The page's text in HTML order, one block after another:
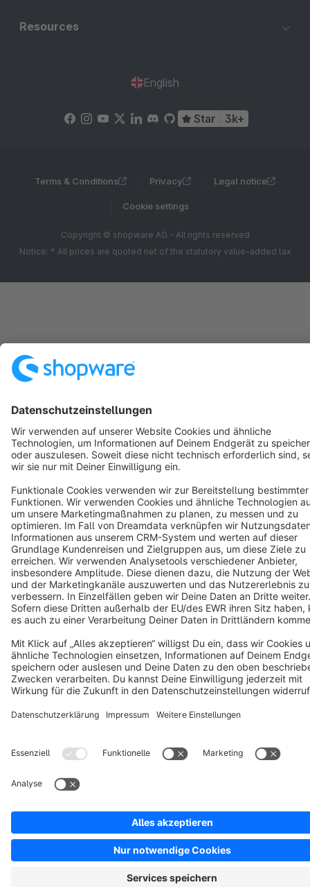
Resources
English
Star 3k+
Terms & Conditions Privacy Legal notice
Cookie settings
Copyright © shopware AG - All rights reserved
Notice: * All prices are quoted net of the statutory value-added tax